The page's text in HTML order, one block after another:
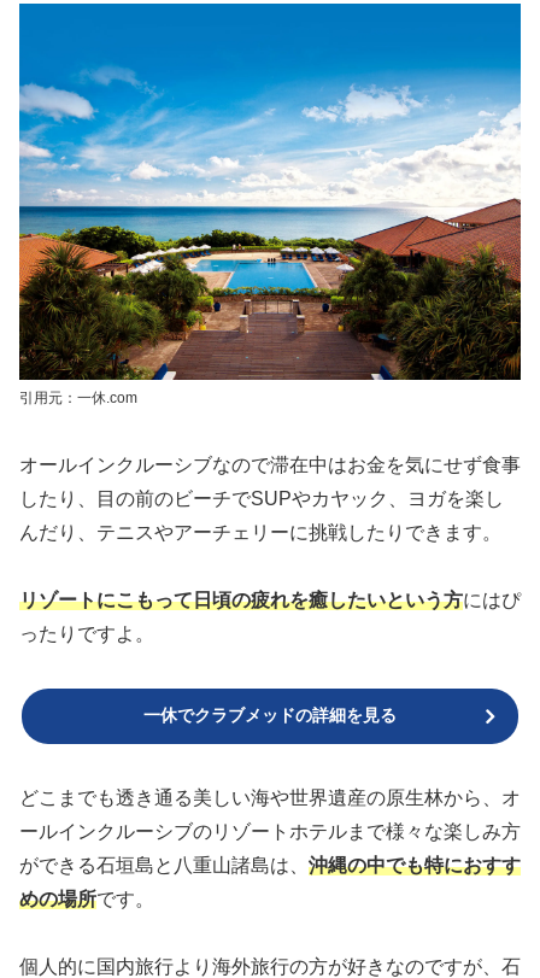
引用元：一休.com
オールインクルーシブなので滞在中はお金を気にせず食事
したり、目の前のビーチでSUPやカヤック、ヨガを楽し
んだり、テニスやアーチェリーに挑戦したりできます。
リゾートにこもって日頃の疲れを癒したいという方にはぴ
ったりですよ。
一休でクラブメッドの詳細を見る
どこまでも透き通る美しい海や世界遺産の原生林から、オ
ールインクルーシブのリゾートホテルまで様々な楽しみ方
ができる石垣島と八重山諸島は、 沖縄の中でも特におすす
めの場所です。
個人的に国内旅行より海外旅行の方が好きなのですが、石